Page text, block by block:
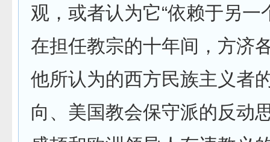
观，或者认为它“依赖于另一
在担任教宗的十年间，方济
他所认为的西方民族主义者
向、美国教会保守派的反动